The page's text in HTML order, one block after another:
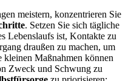
meistern, konzentrieren Sie
. Setzen Sie sich tägliche
Lebenslaufs ist, Kontakte zu
draußen zu machen, um
Maßnahmen können
Zweck und Schwung zu